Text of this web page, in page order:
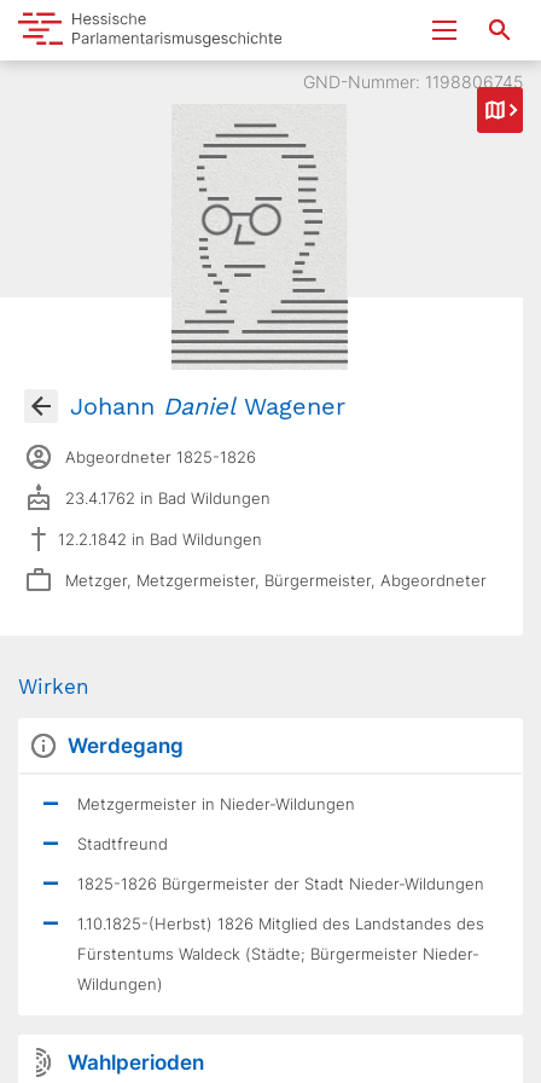
GND-Nummer: 1198806745
Johann DanielWagener
Abgeordneter 1825-1826
23.4.1762 in Bad Wildungen
12.2.1842 in Bad Wildungen
Metzger, Metzgermeister, Bürgermeister, Abgeordneter
Wirken
Werdegang
Metzgermeister in Nieder-Wildungen
Stadtfreund
1825-1826 Bürgermeister der Stadt Nieder-Wildungen
1.10.1825-(Herbst) 1826 Mitglied des Landstandes des
Fürstentums Waldeck (Städte; Bürgermeister Nieder-
Wildungen)
Wahlperioden